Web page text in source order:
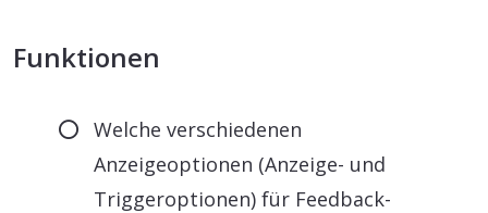
Funktionen
Welche verschiedenen
Anzeigeoptionen (Anzeige- und
Triggeroptionen) für Feedback-